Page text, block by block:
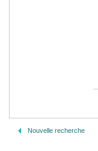
Nouvelle recherche